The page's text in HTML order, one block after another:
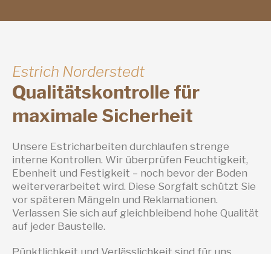
Estrich Norderstedt
Qualitätskontrolle für
maximale Sicherheit
Unsere Estricharbeiten durchlaufen strenge
interne Kontrollen. Wir überprüfen Feuchtigkeit,
Ebenheit und Festigkeit – noch bevor der Boden
weiterverarbeitet wird. Diese Sorgfalt schützt Sie
vor späteren Mängeln und Reklamationen.
Verlassen Sie sich auf gleichbleibend hohe Qualität
auf jeder Baustelle.
Pünktlichkeit und Verlässlichkeit sind für uns